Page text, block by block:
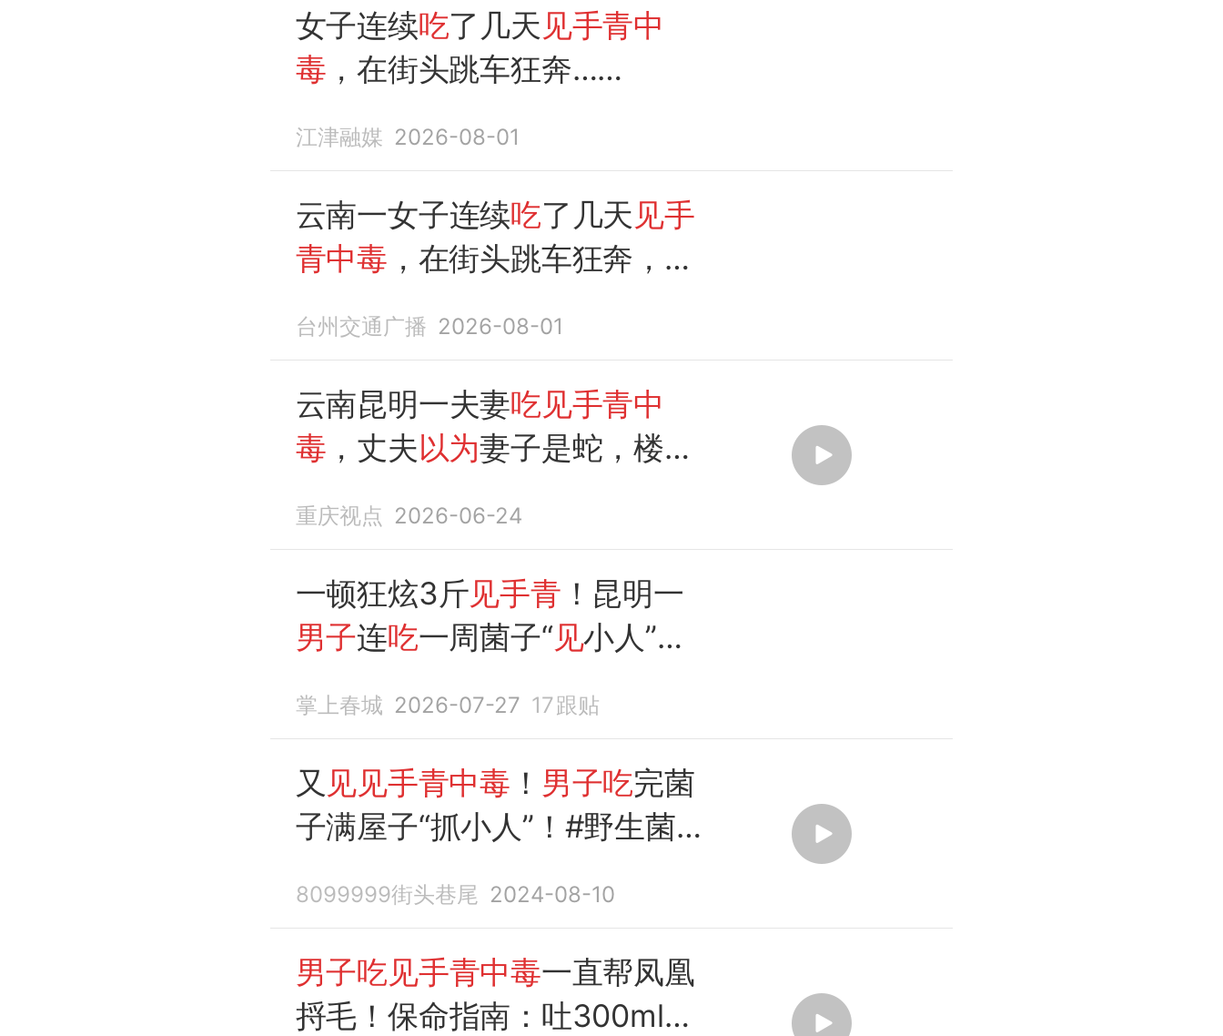
女子连续吃了几天 见手青中
毒 ，在街头跳车狂奔……
江津融媒 2026-08-01
云南一女子连续吃了几天 见手
青中毒 ，在街头跳车狂奔，看
手，120来了也不愿上车，最
终民警陪同就医
台州交通广播 2026-08-01
云南昆明一夫妻吃见手青中
毒 ，丈夫以为妻子是蛇，楼道
重庆视点 2026-06-24
一顿狂炫3斤见手青 ！昆明一
男子连吃一周菌子“见小人”，
掌上春城 2026-07-27 17 跟贴
又 见见手青中毒 ！ 男子吃完菌
子满屋子“抓小人”！#野生菌
8099999街头巷尾 2024-08-10
男子吃见手青中毒一直帮凤凰
捋毛！保命指南：吐300ml盐